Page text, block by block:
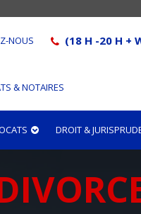
NOUS (18 H -20 H +
& NOTAIRES
DROIT &